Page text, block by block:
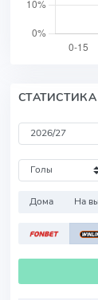
Дома На